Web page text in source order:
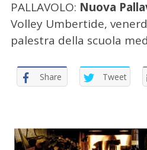
PALLAVOLO: Nuova
Volley Umbertide,
palestra della scuola
Share Tweet
r